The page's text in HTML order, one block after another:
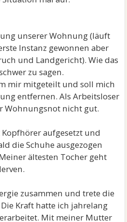
unserer Wohnung (läuft
Instanz gewonnen aber
und Landgericht). Wie das
zu sagen.
mir mitgeteilt und soll mich
entfernen. Als Arbeitsloser
Wohnungsnot nicht gut.
aufgesetzt und
die Schuhe ausgezogen
ältesten Tocher geht
zusammen und trete die
Kraft hatte ich jahrelang
Mit meiner Mutter